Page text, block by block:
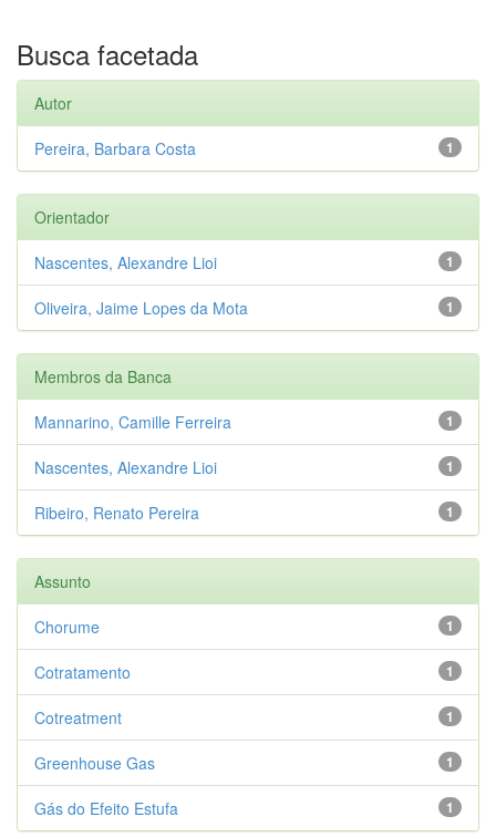
Busca facetada
Autor
1
Pereira, Barbara Costa
Orientador
1
Nascentes, Alexandre Lioi
1
Oliveira, Jaime Lopes da Mota
Membros da Banca
1
Mannarino, Camille Ferreira
1
Nascentes, Alexandre Lioi
1
Ribeiro, Renato Pereira
Assunto
1
Chorume
1
Cotratamento
1
Cotreatment
1
Greenhouse Gas
1
Gás do Efeito Estufa